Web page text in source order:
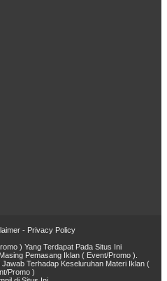
- Privacy Policy
) Yang Terdapat Pada Situs Ini
Pemasang Iklan ( Event/Promo ).
Terhadap Keseluruhan Materi Iklan (
Promo )